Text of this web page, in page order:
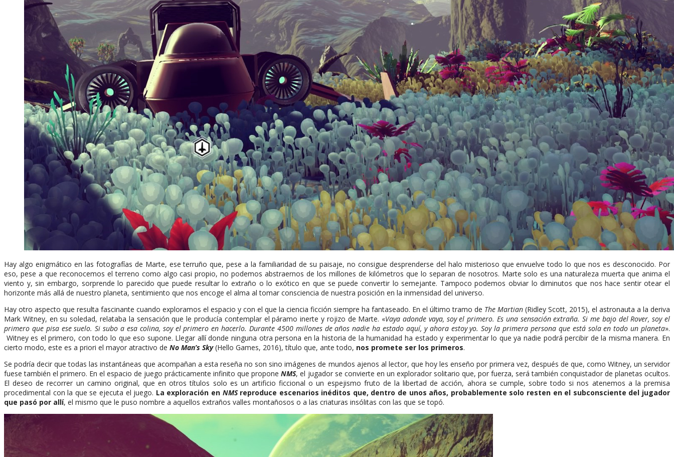
Hay algo enigmático en las fotografías de Marte, ese terruño que, pese a la familiaridad de su paisaje, no consigue desprenderse del halo misterioso que envuelve todo lo que nos es desconocido. Por
eso, pese a que reconocemos el terreno como algo casi propio, no podemos abstraernos de los millones de kilómetros que lo separan de nosotros. Marte solo es una naturaleza muerta que anima el
viento y, sin embargo, sorprende lo parecido que puede resultar lo extraño o lo exótico en que se puede convertir lo semejante. Tampoco podemos obviar lo diminutos que nos hace sentir otear el
horizonte más allá de nuestro planeta, sentimiento que nos encoge el alma al tomar consciencia de nuestra posición en la inmensidad del universo.
Hay otro aspecto que resulta fascinante cuando exploramos el espacio y con el que la ciencia ficción siempre ha fantaseado. En el último tramo de The Martian (Ridley Scott, 2015), el astronauta a la deriva
Mark Witney, en su soledad, relataba la sensación que le producía contemplar el páramo inerte y rojizo de Marte. «Vaya adonde vaya, soy el primero. Es una sensación extraña. Si me bajo del Rover, soy el
primero que pisa ese suelo. Si subo a esa colina, soy el primero en hacerlo. Durante 4500 millones de años nadie ha estado aquí, y ahora estoy yo. Soy la primera persona que está sola en todo un planeta».
Witney es el primero, con todo lo que eso supone. Llegar allí donde ninguna otra persona en la historia de la humanidad ha estado y experimentar lo que ya nadie podrá percibir de la misma manera. En
cierto modo, este es a priori el mayor atractivo de No Man’s Sky(Hello Games, 2016), título que, ante todo, nos promete ser los primeros.
Se podría decir que todas las instantáneas que acompañan a esta reseña no son sino imágenes de mundos ajenos al lector, que hoy les enseño por primera vez, después de que, como Witney, un servidor
fuese también el primero. En el espacio de juego prácticamente infinito que proponeNMS, el jugador se convierte en un explorador solitario que, por fuerza, será también conquistador de planetas ocultos.
El deseo de recorrer un camino original, que en otros títulos solo es un artificio ficcional o un espejismo fruto de la libertad de acción, ahora se cumple, sobre todo si nos atenemos a la premisa
procedimental con la que se ejecuta el juego. La exploración en NMSreproduce escenarios inéditos que, dentro de unos años, probablemente solo resten en el subconsciente del jugador
que pasó por allí, el mismo que le puso nombre a aquellos extraños valles montañosos o a las criaturas insólitas con las que se topó.